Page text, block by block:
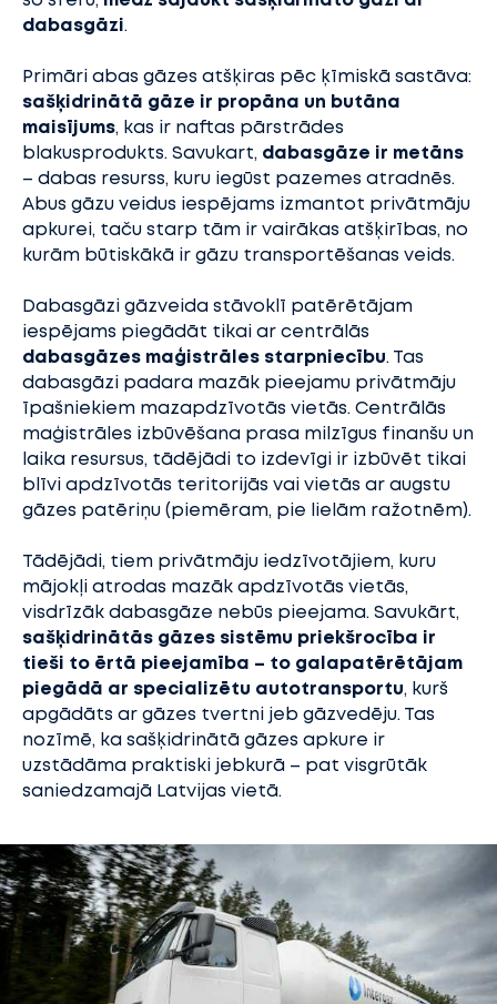
dabasgāzi.
Primāri abas gāzes atšķiras pēc ķīmiskā sastāva:
sašķidrinātā gāze ir propāna un butāna
maisījums, kas ir naftas pārstrādes
blakusprodukts. Savukart, dabasgāze ir metāns
– dabas resurss, kuru iegūst pazemes atradnēs.
Abus gāzu veidus iespējams izmantot privātmāju
apkurei, taču starp tām ir vairākas atšķirības, no
kurām būtiskākā ir gāzu transportēšanas veids.
Dabasgāzi gāzveida stāvoklī patērētājam
iespējams piegādāt tikai ar centrālās
dabasgāzes maģistrāles starpniecību. Tas
dabasgāzi padara mazāk pieejamu privātmāju
īpašniekiem mazapdzīvotās vietās. Centrālās
maģistrāles izbūvēšana prasa milzīgus finanšu un
laika resursus, tādējādi to izdevīgi ir izbūvēt tikai
blīvi apdzīvotās teritorijās vai vietās ar augstu
gāzes patēriņu (piemēram, pie lielām ražotnēm).
Tādējādi, tiem privātmāju iedzīvotājiem, kuru
mājokļi atrodas mazāk apdzīvotās vietās,
visdrīzāk dabasgāze nebūs pieejama. Savukārt,
sašķidrinātās gāzes sistēmu priekšrocība ir
tieši to ērtā pieejamība – to galapatērētājam
piegādā ar specializētu autotransportu, kurš
apgādāts ar gāzes tvertni jeb gāzvedēju. Tas
nozīmē, ka sašķidrinātā gāzes apkure ir
uzstādāma praktiski jebkurā – pat visgrūtāk
saniedzamajā Latvijas vietā.